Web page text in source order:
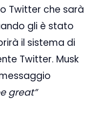
Twitter che sarà
gli è stato
il sistema di
Twitter. Musk
great”